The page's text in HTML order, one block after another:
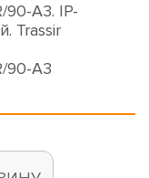
90-A3. IP-
Trassir
90-A3